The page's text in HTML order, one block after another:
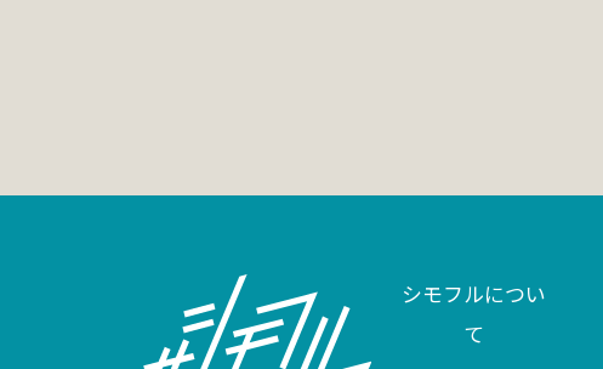
シモフルについ
て